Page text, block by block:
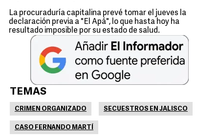
La procuraduría capitalina prevé tomar el jueves la
declaración previa a "El Apá", lo que hasta hoy ha
resultado imposible por su estado de salud.
TEMAS
CRIMEN ORGANIZADO SECUESTROS EN JALISCO
CASO FERNANDO MARTÍ